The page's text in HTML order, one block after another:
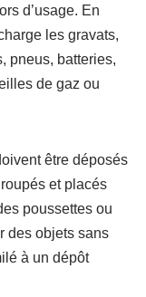
d’usage. En
les gravats,
pneus, batteries,
de gaz ou
être déposés
et placés
poussettes ou
des objets sans
à un dépôt